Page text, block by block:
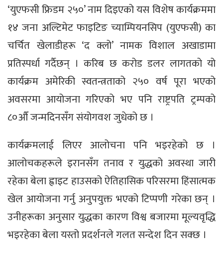
‘युएफसी फ्रिडम २५०’ नाम दिइएको यस विशेष कार्यक्रममा
१४ जना अल्टिमेट फाइटिङ च्याम्पियनसिप (युएफसी) का
चर्चित खेलाडीहरू ‘द क्लो’ नामक विशाल अखाडामा
प्रतिस्पर्धा गर्दैछन् । करिब छ करोड डलर लागतको यो
कार्यक्रम अमेरिकी स्वतन्त्रताको २५० वर्ष पूरा भएको
अवसरमा आयोजना गरिएको भए पनि राष्ट्रपति ट्रम्पको
८०औँ जन्मदिनसँग संयोगवश जुधेको छ ।
कार्यक्रमलाई लिएर आलोचना पनि भइरहेको छ ।
आलोचकहरूले इरानसँग तनाव र युद्धको अवस्था जारी
रहेका बेला ह्वाइट हाउसको ऐतिहासिक परिसरमा हिंसात्मक
खेल आयोजना गर्नु अनुपयुक्त भएको टिप्पणी गरेका छन् ।
उनीहरूका अनुसार युद्धका कारण विश्व बजारमा मूल्यवृद्धि
भइरहेका बेला यस्तो प्रदर्शनले गलत सन्देश दिन सक्छ ।